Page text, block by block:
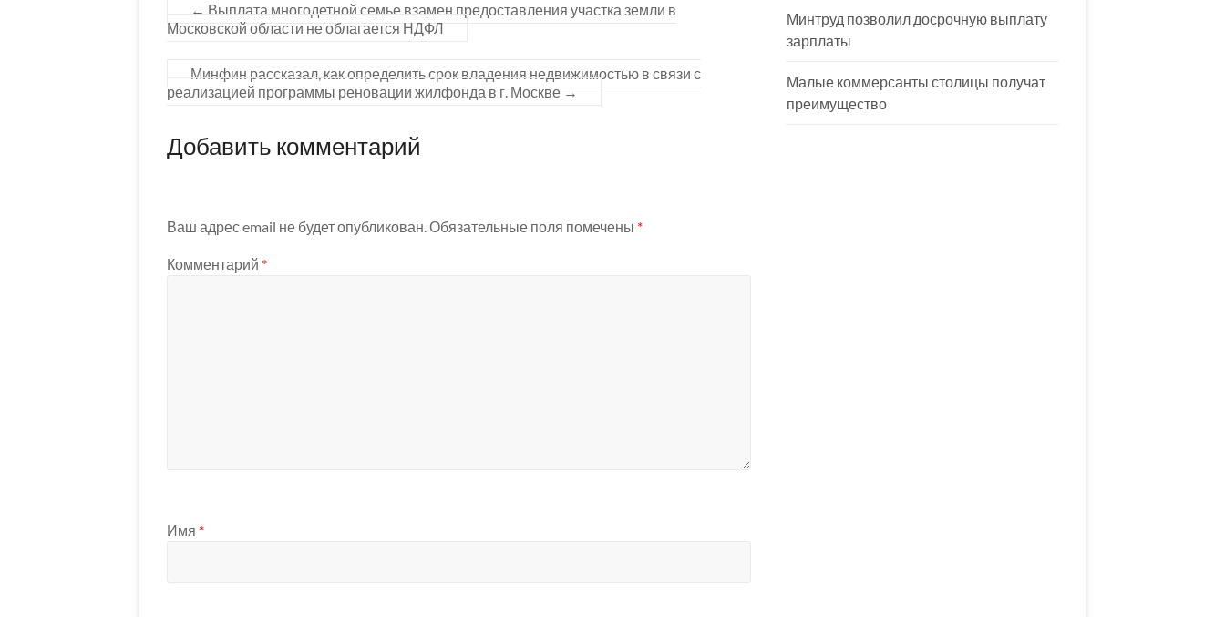
← Выплата многодетной семье взамен предоставления участка земли в
Московской области не облагается НДФЛ
Минфин рассказал, как определить срок владения недвижимостью в связи с
реализацией программы реновации жилфонда в г. Москве →
Добавить комментарий
Ваш адрес email не будет опубликован. Обязательные поля помечены *
Комментарий *
Имя *
Минтруд позволил досрочную выплату
зарплаты
Малые коммерсанты столицы получат
преимущество